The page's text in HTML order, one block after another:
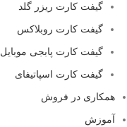
گیفت کارت ریزر گلد
گیفت کارت روبلاکس
گیفت کارت پابجی موبایل
گیفت کارت اسپاتیفای
همکاری در فروش
آموزش